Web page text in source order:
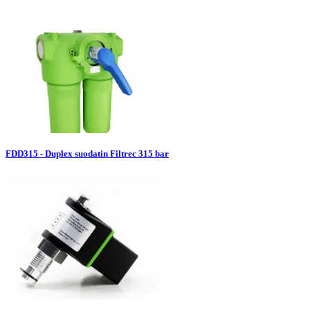
FDD315 - Duplex suodatin Filtrec 315 bar